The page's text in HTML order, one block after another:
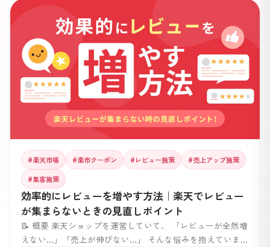
なのか、そしてそれを簡単・自動化して解決する方法をわか
りやすく紹介します。
#楽天市場 #楽市クーポン #レビュー施策 #売上アップ施策
#集客施策
効率的にレビューを増やす方法｜楽天でレビュー
が集まらないときの見直しポイント
📝 概要 楽天ショップを運営していて、 「レビューが全然増
えない…」「売上が伸びない…」 そんな悩みを抱えていませ